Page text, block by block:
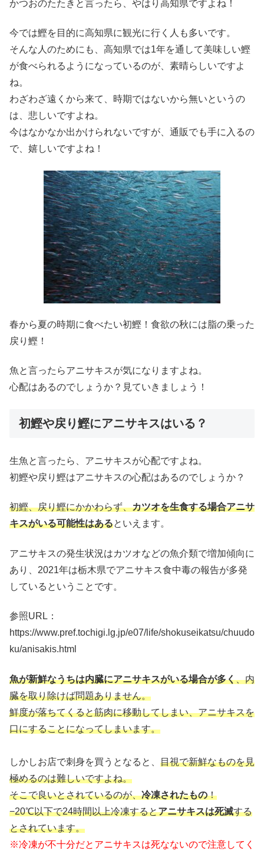
かつおのたたきと言ったら、やはり高知県ですよね！
今では鰹を目的に高知県に観光に行く人も多いです。
そんな人のためにも、高知県では1年を通して美味しい鰹
が食べられるようになっているのが、素晴らしいですよ
ね。
わざわざ遠くから来て、時期ではないから無いというの
は、悲しいですよね。
今はなかなか出かけられないですが、通販でも手に入るの
で、嬉しいですよね！
春から夏の時期に食べたい初鰹！食欲の秋には脂の乗った
戻り鰹！
魚と言ったらアニサキスが気になりますよね。
心配はあるのでしょうか？見ていきましょう！
初鰹や戻り鰹にアニサキスはいる？
生魚と言ったら、アニサキスが心配ですよね。
初鰹や戻り鰹はアニサキスの心配はあるのでしょうか？
初鰹、戻り鰹にかかわらず、カツオを生食する場合アニサ
キスがいる可能性はあるといえます。
アニサキスの発生状況はカツオなどの魚介類で増加傾向に
あり、2021年は栃木県でアニサキス食中毒の報告が多発
しているということです。
参照URL：
https://www.pref.tochigi.lg.jp/e07/life/shokuseikatsu/chuudo
ku/anisakis.html
魚が新鮮なうちは内臓にアニサキスがいる場合が多く、内
臓を取り除けば問題ありません。
鮮度が落ちてくると筋肉に移動してしまい、アニサキスを
口にすることになってしまいます。
しかしお店で刺身を買うとなると、 目視で新鮮なものを見
極めるのは難しいですよね。
そこで良いとされているのが、冷凍されたもの！
−20℃以下で24時間以上冷凍するとアニサキスは死滅する
とされています。
※冷凍が不十分だとアニサキスは死なないので注意してく